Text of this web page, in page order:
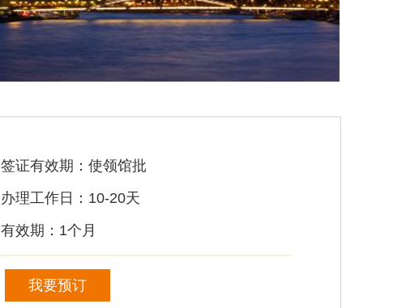
签证有效期：使领馆批
办理工作日：10-20天
有效期：1个月
我要预订